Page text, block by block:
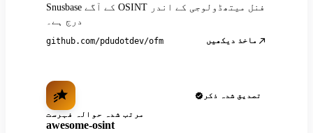
Snusbase کے آگے OSINT فنل میتھڈولوجی کے اندر
درج ہے۔
github.com/pdudotdev/ofm ماخذ دیکھیں
تصدیق شدہ ذکر
مرتب شدہ حوالہ فہرست
awesome-osint